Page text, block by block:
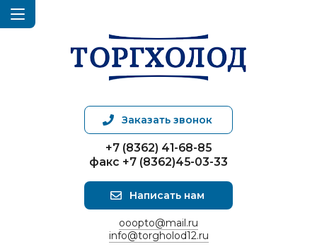
Заказать звонок
+7 (8362) 41-68-85
факс +7 (8362)45-03-33
Написать нам
ooopto@mail.ru
info@torgholod12.ru